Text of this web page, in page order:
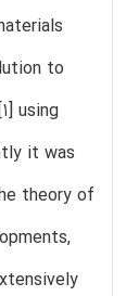
to
using
it was
theory of